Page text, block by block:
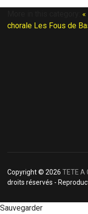
chorale Les Fous de
Copyright © 2026 TETE A
droits réservés -
Sauvegarder